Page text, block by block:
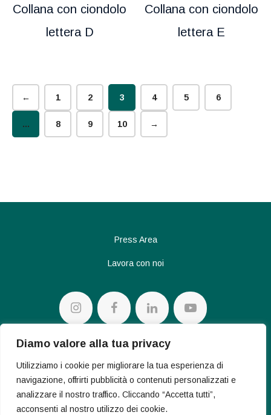
Diamo valore alla tua privacy
Utilizziamo i cookie per migliorare la tua esperienza di
navigazione, offrirti pubblicità o contenuti personalizzati e
analizzare il nostro traffico. Cliccando “Accetta tutti”,
acconsenti al nostro utilizzo dei cookie.
Collana con ciondolo
lettera D
Collana con ciondolo
lettera E
← 1 2 3 4 5 6
… 8 9 10 →
Press Area
Lavora con noi
Cookie Policy